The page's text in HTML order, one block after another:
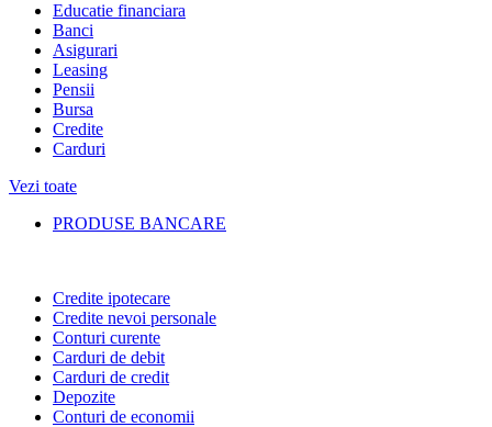
Educatie financiara
Banci
Asigurari
Leasing
Pensii
Bursa
Credite
Carduri
Vezi toate
PRODUSE BANCARE
Credite ipotecare
Credite nevoi personale
Conturi curente
Carduri de debit
Carduri de credit
Depozite
Conturi de economii